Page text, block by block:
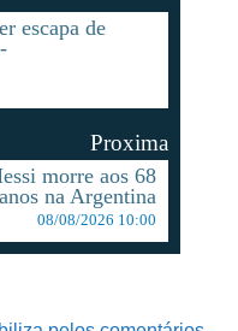
escapa de
Proxima
morre aos 68
anos na Argentina
08/08/2026 10:00